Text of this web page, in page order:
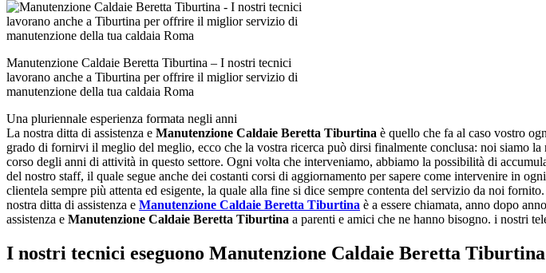
Manutenzione Caldaie Beretta Tiburtina – I nostri tecnici
lavorano anche a Tiburtina per offrire il miglior servizio di
manutenzione della tua caldaia Roma
Una pluriennale esperienza formata negli anni
La nostra ditta di assistenza e Manutenzione Caldaie Beretta Tiburtina è quello che fa al caso vostro
grado di fornirvi il meglio del meglio, ecco che la vostra ricerca può dirsi finalmente conclusa: noi siamo
corso degli anni di attività in questo settore. Ogni volta che interveniamo, abbiamo la possibilità di
del nostro staff, il quale segue anche dei costanti corsi di aggiornamento per sapere come intervenire in
clientela sempre più attenta ed esigente, la quale alla fine si dice sempre contenta del servizio da noi
nostra ditta di assistenza e Manutenzione Caldaie Beretta Tiburtina è a essere chiamata, anno dopo
assistenza e Manutenzione Caldaie Beretta Tiburtina a parenti e amici che ne hanno bisogno. i nostri
I nostri tecnici eseguono Manutenzione Caldaie Beretta Tiburtina